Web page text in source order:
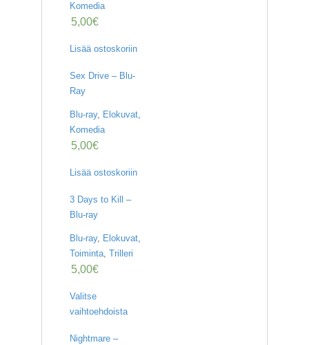
Komedia
5,00€
Lisää ostoskoriin
Sex Drive – Blu-
Ray
Blu-ray, Elokuvat,
Komedia
5,00€
Lisää ostoskoriin
3 Days to Kill –
Blu-ray
Blu-ray, Elokuvat,
Toiminta, Trilleri
5,00€
Valitse
vaihtoehdoista
Nightmare –